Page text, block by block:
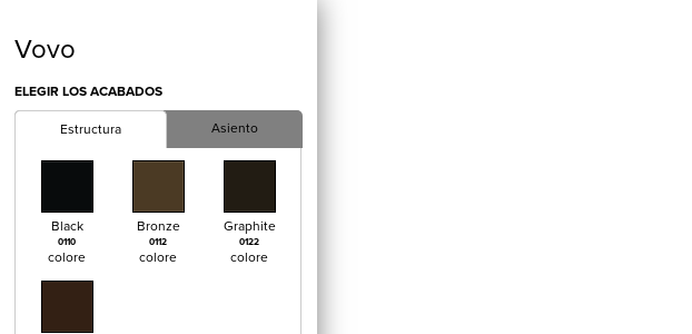
Vovo
ELEGIR LOS ACABADOS
Estructura
Asiento
Black
0110
colore
Bronze
0112
colore
Graphite
0122
colore